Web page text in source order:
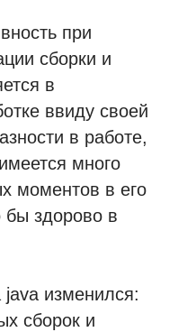
при
сборки и
в
ввиду своей
в работе,
много
моментов в его
бы здорово в
изменился:
сборок и